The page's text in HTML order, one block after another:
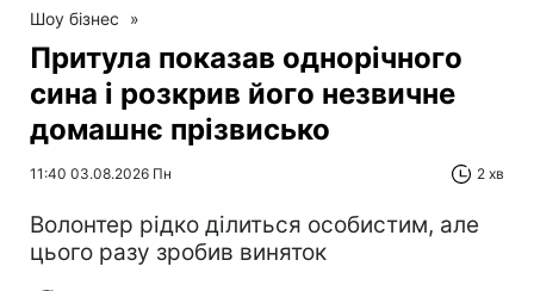
Шоу бізнес »
Притула показав однорічного
сина і розкрив його незвичне
домашнє прізвисько
11:40 03.08.2026 Пн 2 хв
Волонтер рідко ділиться особистим, але
цього разу зробив виняток